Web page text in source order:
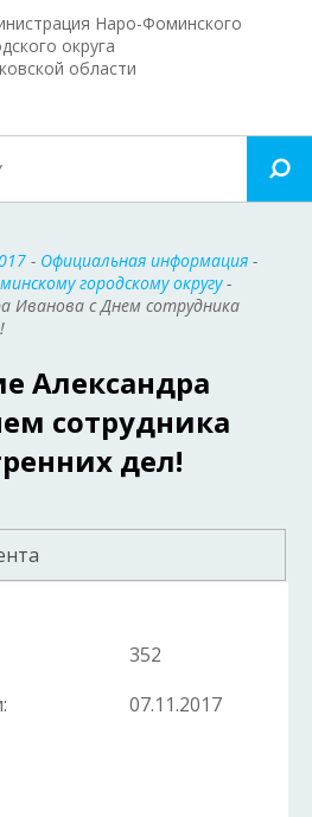
Наро-Фоминского
округа
области
- Официальная информация -
городскому округу-
Иванова с Днем сотрудника
Александра
сотрудника
дел!
352
07.11.2017